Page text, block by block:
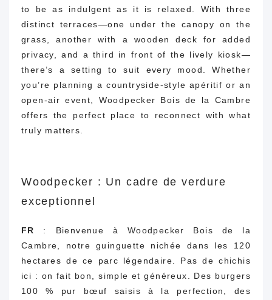
to be as indulgent as it is relaxed. With three
distinct terraces—one under the canopy on the
grass, another with a wooden deck for added
privacy, and a third in front of the lively kiosk—
there’s a setting to suit every mood. Whether
you’re planning a countryside-style apéritif or an
open-air event, Woodpecker Bois de la Cambre
offers the perfect place to reconnect with what
truly matters.
Woodpecker : Un cadre de verdure
exceptionnel
FR
: Bienvenue à Woodpecker Bois de la
Cambre, notre guinguette nichée dans les 120
hectares de ce parc légendaire. Pas de chichis
ici : on fait bon, simple et généreux. Des burgers
100 % pur bœuf saisis à la perfection, des